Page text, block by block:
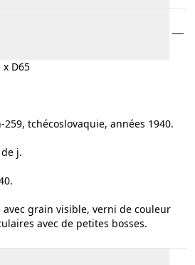
x D65
tchécoslovaquie, années 1940.
j.
grain visible, verni de couleur
avec de petites bosses.